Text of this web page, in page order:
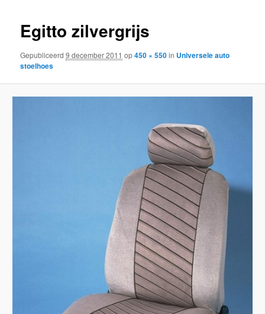
Egitto zilvergrijs
Gepubliceerd9 december 2011 op450 × 550in Universele auto
stoelhoes